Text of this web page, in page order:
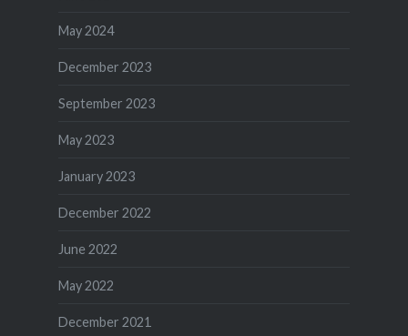
May 2024
December 2023
September 2023
May 2023
January 2023
December 2022
June 2022
May 2022
December 2021